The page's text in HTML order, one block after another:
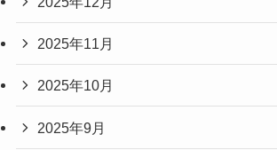
2025年11月
2025年10月
2025年9月